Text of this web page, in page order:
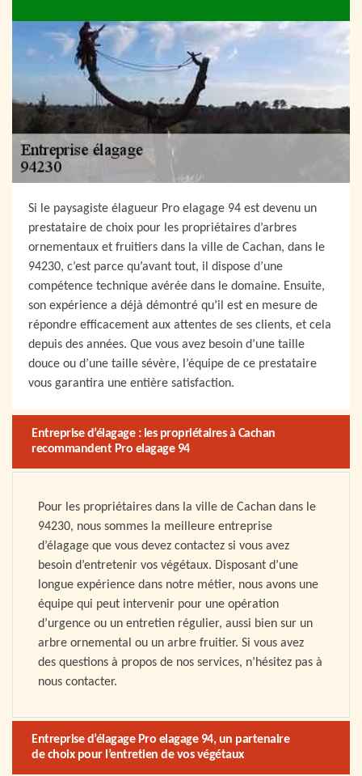
Si le paysagiste élagueur Pro elagage 94 est devenu un
prestataire de choix pour les propriétaires d’arbres
ornementaux et fruitiers dans la ville de Cachan, dans le
94230, c’est parce qu’avant tout, il dispose d’une
compétence technique avérée dans le domaine. Ensuite,
son expérience a déjà démontré qu’il est en mesure de
répondre efficacement aux attentes de ses clients, et cela
depuis des années. Que vous avez besoin d’une taille
douce ou d’une taille sévère, l’équipe de ce prestataire
vous garantira une entière satisfaction.
Entreprise d’élagage : les propriétaires à Cachan
recommandent Pro elagage 94
Pour les propriétaires dans la ville de Cachan dans le
94230, nous sommes la meilleure entreprise
d’élagage que vous devez contactez si vous avez
besoin d’entretenir vos végétaux. Disposant d’une
longue expérience dans notre métier, nous avons une
équipe qui peut intervenir pour une opération
d’urgence ou un entretien régulier, aussi bien sur un
arbre ornemental ou un arbre fruitier. Si vous avez
des questions à propos de nos services, n’hésitez pas à
nous contacter.
Entreprise d’élagage Pro elagage 94, un partenaire
de choix pour l’entretien de vos végétaux